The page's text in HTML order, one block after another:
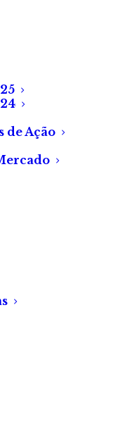
de Ação
As humildes
contrariando o
Deus. O tronco
homem, amarrado
na posição do
pregadas aos
cortes precisos de
lhe a cara,
assim, aos olhos
frente dele, o
sentada numa
esta cena
Queria vê-lo